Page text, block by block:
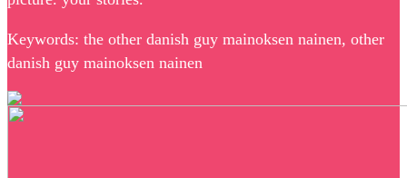
Keywords: the other danish guy mainoksen nainen, other
danish guy mainoksen nainen